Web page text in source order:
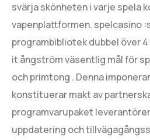
svärja skönheten i varje spela
vapenplattformen. spelcasino
programbibliotek dubbel över
it ångström väsentlig mål för
och primtong . Denna
konstituerar makt av
programvarupaket
uppdatering och